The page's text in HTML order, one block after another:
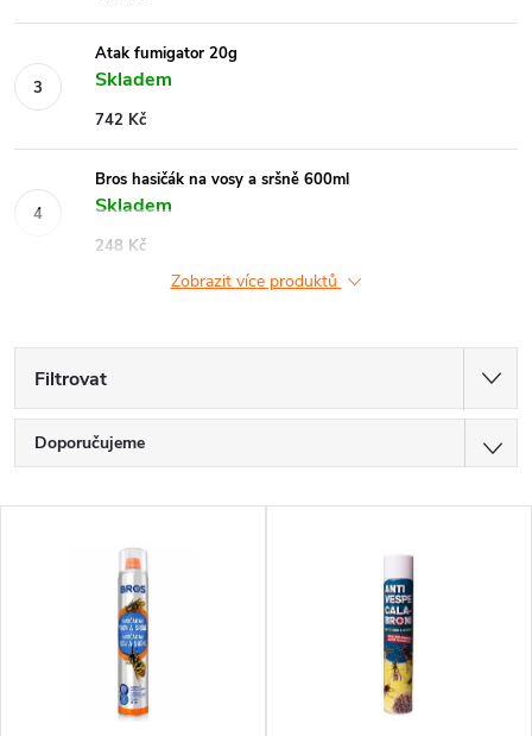
Atak fumigator 20g
Skladem
742 Kč
Bros hasičák na vosy a sršně 600ml
Skladem
248 Kč
Zobrazit více produktů
Filtrovat
Ř
a
Doporučujeme
Nejprodávanější